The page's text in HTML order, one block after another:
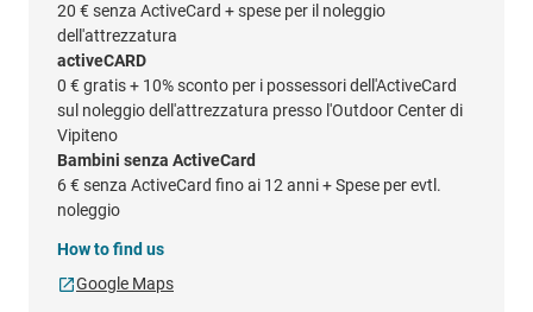
20 € senza ActiveCard + spese per il noleggio
dell'attrezzatura
activeCARD
0 € gratis + 10% sconto per i possessori dell'ActiveCard
sul noleggio dell'attrezzatura presso l'Outdoor Center di
Vipiteno
Bambini senza ActiveCard
6 € senza ActiveCard fino ai 12 anni + Spese per evtl.
noleggio
How to find us
Google Maps